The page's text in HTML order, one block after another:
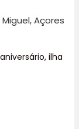
Açores